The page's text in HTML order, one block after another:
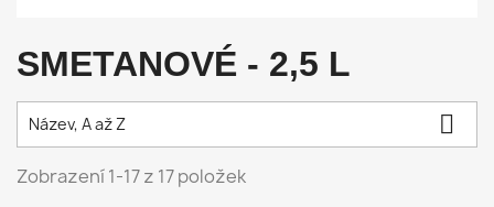
SMETANOVÉ - 2,5 L
Název, A až Z 
Zobrazení 1-17 z 17 položek